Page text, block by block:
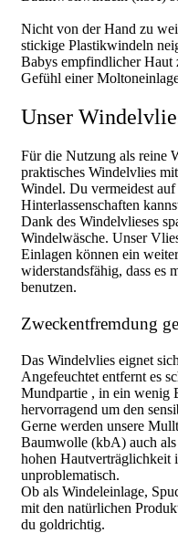
Nicht von der Hand zu
stickige Plastikwindeln
Babys empfindlicher Haut
Gefühl einer
Unser
Für die Nutzung als reine
praktisches Windelvlies
Windel. Du vermeidest auf
Hinterlassenschaften
Dank des Windelvlieses
Windelwäsche. Unser
Einlagen können ein
widerstandsfähig, dass es
benutzen.
Zweckentfremdung
Das Windelvlies eignet
Angefeuchtet entfernt es
Mundpartie , in ein wenig
hervorragend um den
Gerne werden unsere
Baumwolle (kbA) auch
hohen Hautverträglichkeit
unproblematisch.
Ob als Windeleinlage,
mit den natürlichen
du goldrichtig.